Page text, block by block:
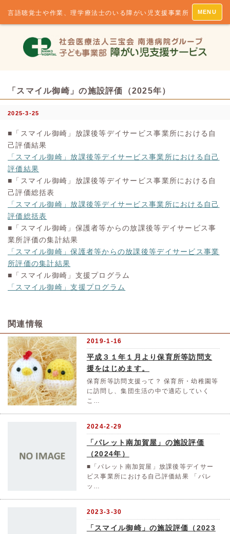
言語聴覚士や作業、理学療法士のいる障がい児支援事業所 MENU
「スマイル御崎」の施設評価（2025年）
2025-3-25
■「スマイル御崎」放課後等デイサービス事業所における自
己評価結果
「スマイル御崎」放課後等デイサービス事業所における自己
評価結果
■「スマイル御崎」放課後等デイサービス事業所における自
己評価総括表
「スマイル御崎」放課後等デイサービス事業所における自己
評価総括表
■「スマイル御崎」保護者等からの放課後等デイサービス事
業所評価の集計結果
「スマイル御崎」保護者等からの放課後等デイサービス事業
所評価の集計結果
■「スマイル御崎」支援プログラム
「スマイル御崎」支援プログラム
関連情報
2019-1-16
平成３１年１月より保育所等訪問支
援をはじめます。
保育所等訪問支援って？ 保育所・幼稚園等
に訪問し、集団生活の中で適応していく
こ…
2024-2-29
「パレット南加賀屋」の施設評価
（2024年）
■「パレット南加賀屋」放課後等デイサー
ビス事業所における自己評価結果 「パレ
ッ…
2023-3-30
「スマイル御崎」の施設評価（2023